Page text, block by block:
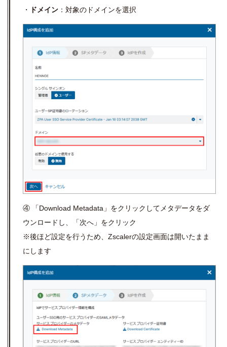
・
ドメイン ：対象のドメインを選択
④ 「Download Metadata」をクリックしてメタデータをダ
ウンロードし、「次へ」をクリック
※後ほど設定を行うため、Zscalerの設定画面は開いたまま
にします